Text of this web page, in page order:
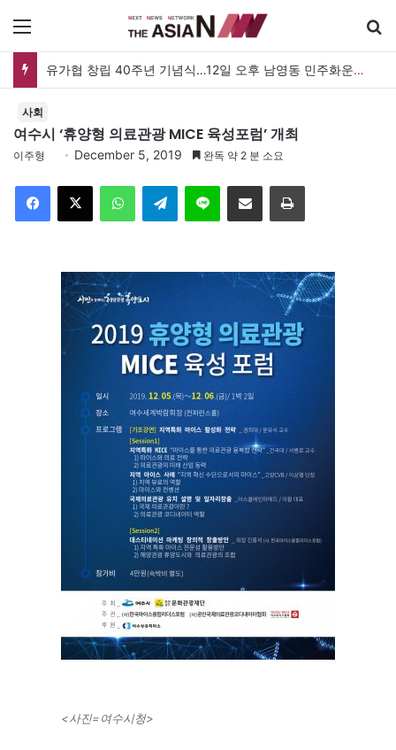
유가협 창립 40주년 기념식…12일 오후 남영동 민주화운동기념관
사회
여수시 ‘휴양형 의료관광 MICE 육성포럼’ 개최
이주형 December 5, 2019 완독 약 2 분 소요
Telegram 이메일
<사진=여수시청>